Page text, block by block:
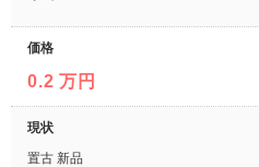
価格
0.2 万円
現状
置古 新品